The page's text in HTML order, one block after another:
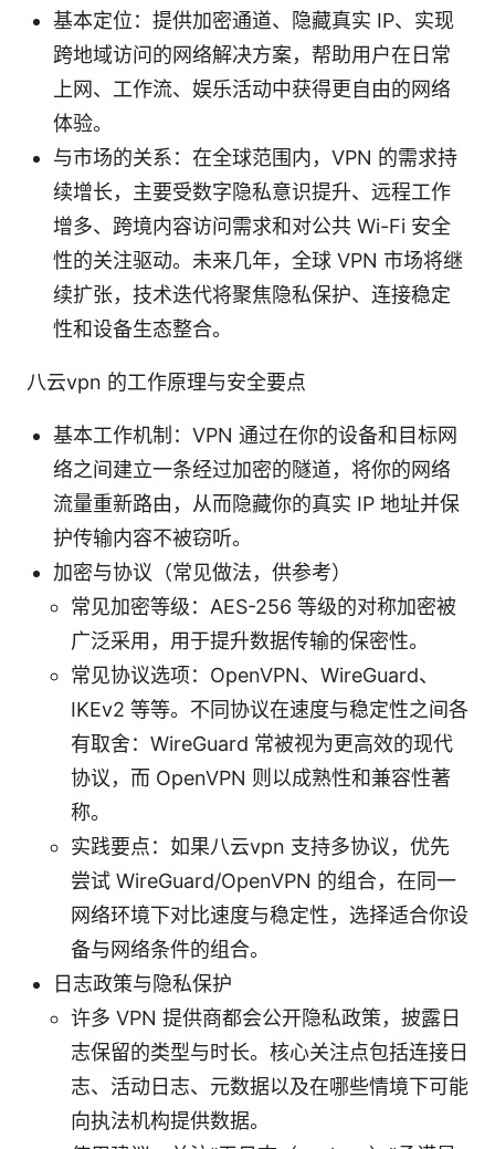
基本定位：提供加密通道、隐藏真实 IP、实现
跨地域访问的网络解决方案，帮助用户在日常
上网、工作流、娱乐活动中获得更自由的网络
体验。
与市场的关系：在全球范围内，VPN 的需求持
续增长，主要受数字隐私意识提升、远程工作
增多、跨境内容访问需求和对公共 Wi-Fi 安全
性的关注驱动。未来几年，全球 VPN 市场将继
续扩张，技术迭代将聚焦隐私保护、连接稳定
性和设备生态整合。
八云vpn 的工作原理与安全要点
基本工作机制：VPN 通过在你的设备和目标网
络之间建立一条经过加密的隧道，将你的网络
流量重新路由，从而隐藏你的真实 IP 地址并保
护传输内容不被窃听。
加密与协议（常见做法，供参考）
常见加密等级：AES-256 等级的对称加密被
广泛采用，用于提升数据传输的保密性。
常见协议选项：OpenVPN、WireGuard、
IKEv2 等等。不同协议在速度与稳定性之间各
有取舍：WireGuard 常被视为更高效的现代
协议，而 OpenVPN 则以成熟性和兼容性著
称。
实践要点：如果八云vpn 支持多协议，优先
尝试 WireGuard/OpenVPN 的组合，在同一
网络环境下对比速度与稳定性，选择适合你设
备与网络条件的组合。
日志政策与隐私保护
许多 VPN 提供商都会公开隐私政策，披露日
志保留的类型与时长。核心关注点包括连接日
志、活动日志、元数据以及在哪些情境下可能
向执法机构提供数据。